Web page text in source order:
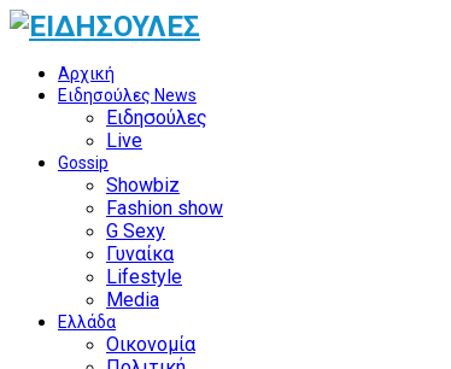
Αρχική
Ειδησούλες News
Ειδησούλες
Live
Gossip
Showbiz
Fashion show
G Sexy
Γυναίκα
Lifestyle
Media
Ελλάδα
Οικονομία